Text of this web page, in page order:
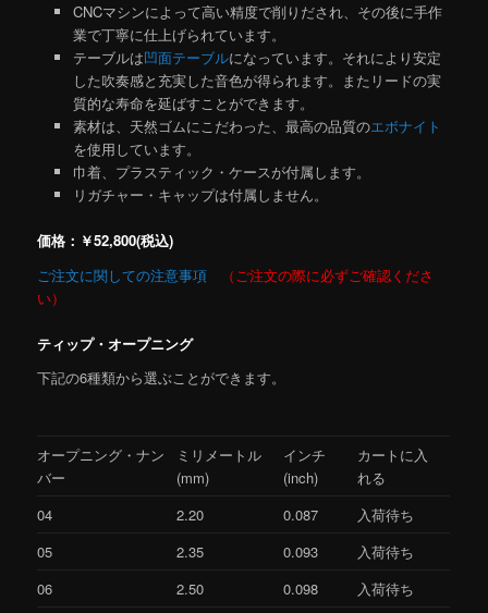
CNCマシンによって高い精度で削りだされ、その後に手作
業で丁寧に仕上げられています。
テーブルは凹面テーブルになっています。それにより安定
した吹奏感と充実した音色が得られます。またリードの実
質的な寿命を延ばすことができます。
素材は、天然ゴムにこだわった、最高の品質のエボナイト
を使用しています。
巾着、プラスティック・ケースが付属します。
リガチャー・キャップは付属しません。
価格：￥52,800(税込)
ご注文に関しての注意事項 （ご注文の際に必ずご確認くださ
い）
ティップ・オープニング
下記の6種類から選ぶことができます。
オープニング・ナン
バー
ミリメートル
(mm)
インチ
(inch)
カートに入
れる
04
2.20 0.087
入荷待ち
05
2.35 0.093
入荷待ち
06
2.50 0.098
入荷待ち